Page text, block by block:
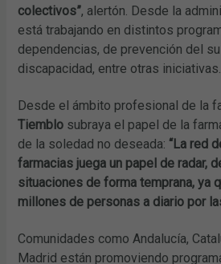
colectivos”, alertón. Desde la
está trabajando en distintos
dependencias, de prevención del
discapacidad, entre otras iniciativas.
Desde el ámbito profesional de la
Tiemblo subraya el papel de la
de la soledad no deseada: “La red
farmacias juega un papel de radar,
situaciones de forma temprana, ya
millones de personas a diario por
Comunidades como Andalucía,
Madrid están promoviendo